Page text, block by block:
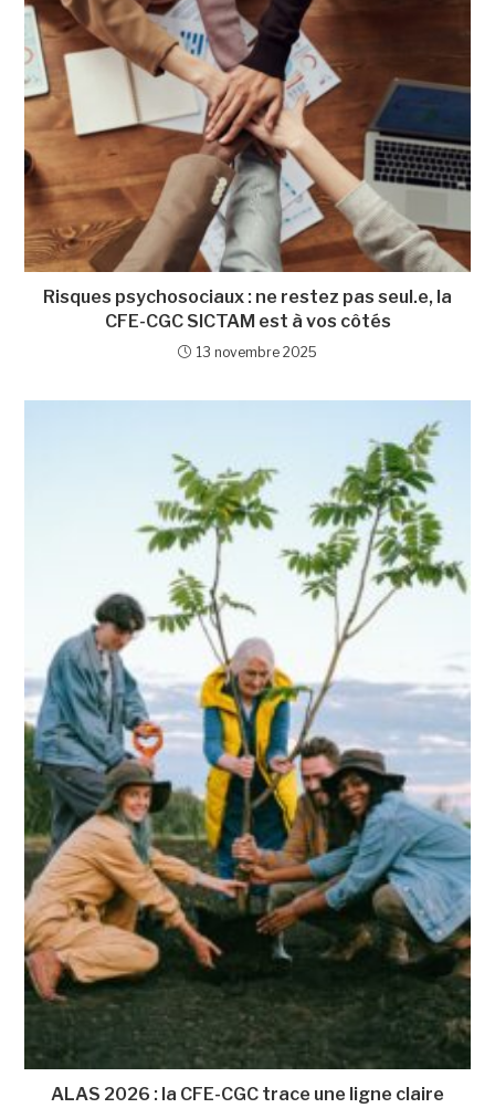
Risques psychosociaux : ne restez pas seul.e, la
CFE-CGC SICTAM est à vos côtés
13 novembre 2025
ALAS 2026 : la CFE-CGC trace une ligne claire